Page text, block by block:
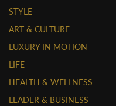
STYLE
ART & CULTURE
LUXURY IN MOTION
LIFE
HEALTH & WELLNESS
LEADER & BUSINESS